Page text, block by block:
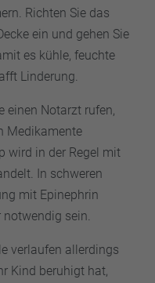
Richten Sie das
ein und gehen Sie
es kühle, feuchte
Linderung.
einen Notarzt rufen,
Medikamente
wird in der Regel mit
In schweren
mit Epinephrin
notwendig sein.
verlaufen allerdings
Kind beruhigt hat,